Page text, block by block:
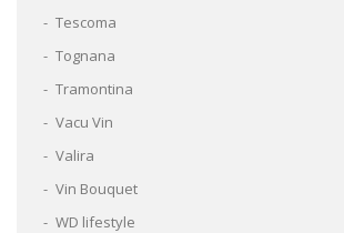
Tescoma
Tognana
Tramontina
Vacu Vin
Valira
Vin Bouquet
WD lifestyle